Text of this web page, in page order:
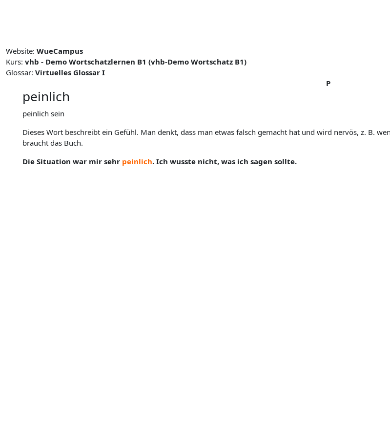
Website: WueCampus
Kurs: vhb - Demo Wortschatzlernen B1 (vhb-Demo Wortschatz B1)
Glossar: Virtuelles Glossar I
P
peinlich
peinlich sein
Dieses Wort beschreibt ein Gefühl. Man denkt, dass man etwas falsch gemacht hat und wird nervös, z. B.
braucht das Buch.
Die Situation war mir sehr peinlich. Ich wusste nicht, was ich sagen sollte.